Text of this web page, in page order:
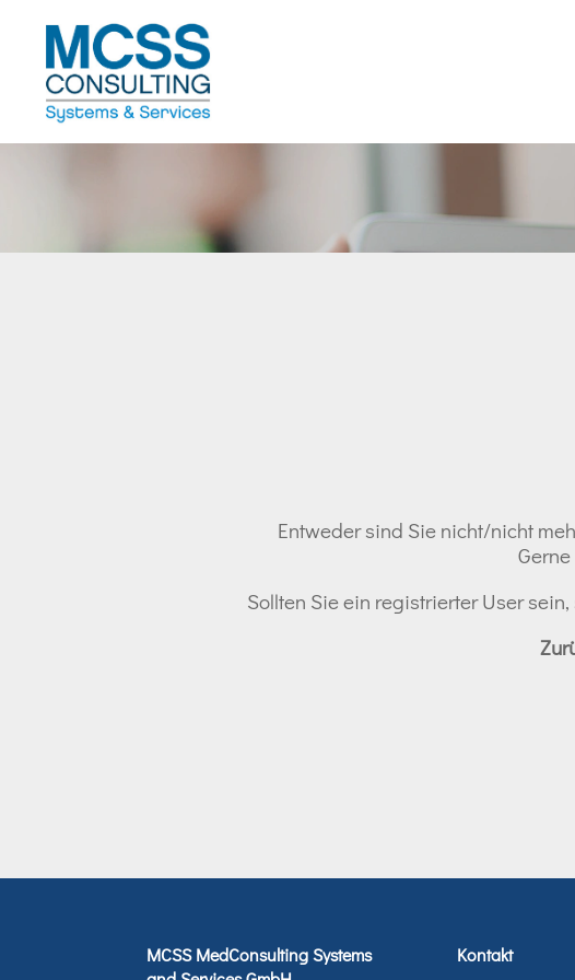
Entweder sind Sie nicht/nicht
Sollten Sie ein registrierter User
MCSS MedConsulting Systems
Kontakt